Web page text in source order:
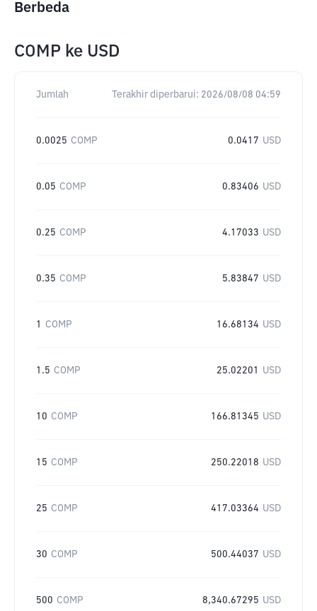
Berbeda
COMP ke USD
Jumlah Terakhir diperbarui: 2026/08/08 04:59
0.0025 COMP 0.0417 USD
0.05 COMP 0.83406 USD
0.25 COMP 4.17033 USD
0.35 COMP 5.83847 USD
1 COMP 16.68134 USD
1.5 COMP 25.02201 USD
10 COMP 166.81345 USD
15 COMP 250.22018 USD
25 COMP 417.03364 USD
30 COMP 500.44037 USD
500 COMP 8,340.67295 USD